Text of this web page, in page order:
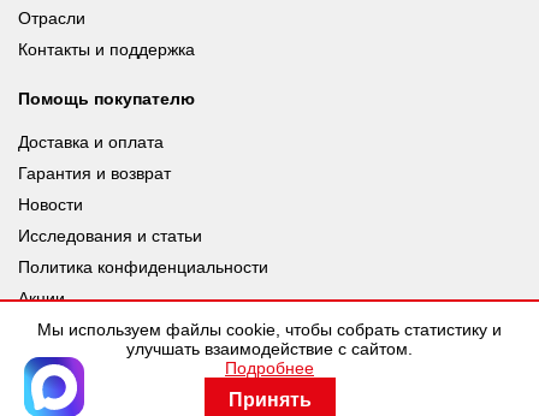
Отрасли
Контакты и поддержка
Помощь покупателю
Доставка и оплата
Гарантия и возврат
Новости
Исследования и статьи
Политика конфиденциальности
Акции
© leuze.ru [LEUZE RUS], 2026 |Разработка SDev
Мы используем файлы cookie, чтобы собрать статистику и
улучшать взаимодействие с сайтом.
Подробнее
Принять